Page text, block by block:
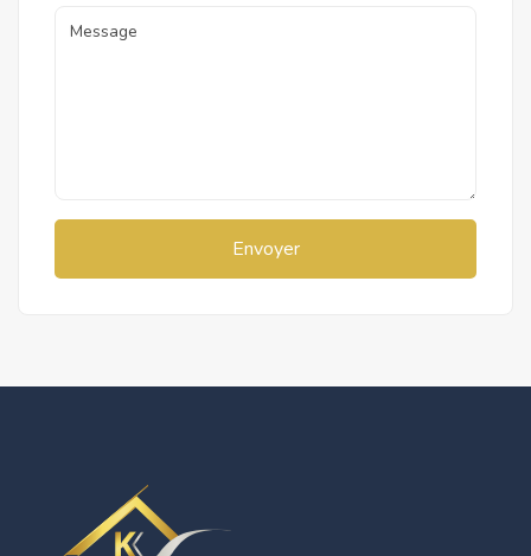
Envoyer